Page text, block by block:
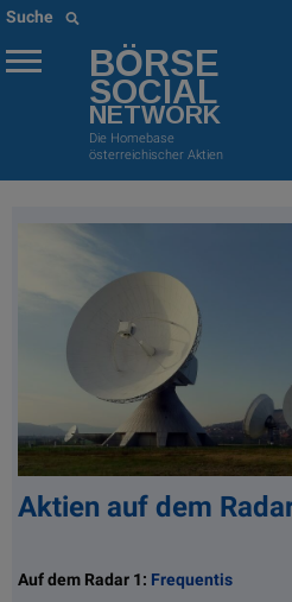
Suche
BÖRSE
SOCIAL
NETWORK
Die Homebase
österreichischer Aktien
Aktien auf dem
Auf dem Radar 1: Frequentis